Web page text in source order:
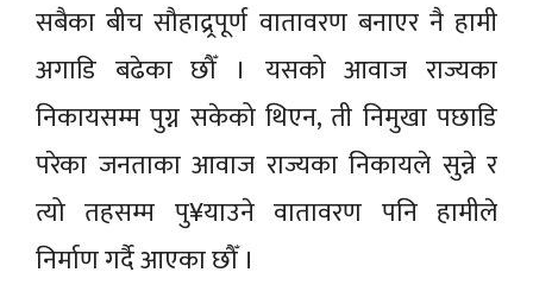
सबैका बीच सौहाद्र्रपूर्ण वातावरण बनाएर नै हामी
अगाडि बढेका छौँ । यसको आवाज राज्यका
निकायसम्म पुग्न सकेको थिएन, ती निमुखा पछाडि
परेका जनताका आवाज राज्यका निकायले सुन्ने र
त्यो तहसम्म पु¥याउने वातावरण पनि हामीले
निर्माण गर्दै आएका छौँ ।